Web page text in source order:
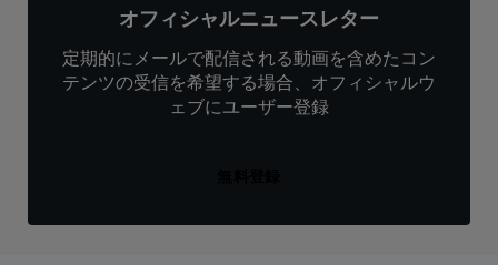
オフィシャルニュースレター
定期的にメールで配信される動画を含めたコン
テンツの受信を希望する場合、オフィシャルウ
ェブにユーザー登録